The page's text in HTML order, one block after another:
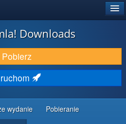
Downloads
Pobierz
wydanie Pobieranie